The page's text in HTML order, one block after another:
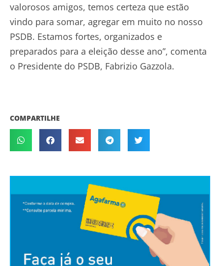
valorosos amigos, temos certeza que estão
vindo para somar, agregar em muito no nosso
PSDB. Estamos fortes, organizados e
preparados para a eleição desse ano”, comenta
o Presidente do PSDB, Fabrizio Gazzola.
COMPARTILHE